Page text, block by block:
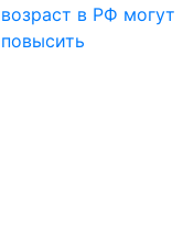
возраст в РФ могут
повысить